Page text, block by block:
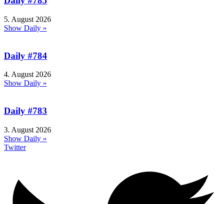
5. August 2026
Show Daily »
Daily #784
4. August 2026
Show Daily »
Daily #783
3. August 2026
Show Daily »
Twitter